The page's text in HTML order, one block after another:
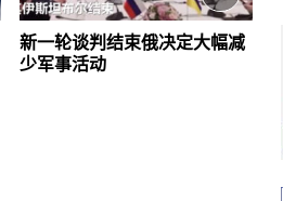
新一轮谈判结束俄决定大幅减
少军事活动